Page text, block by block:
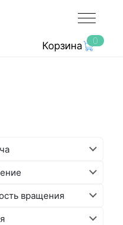
Корзина 0
вращения